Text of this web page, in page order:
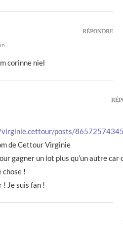
corinne niel
RÉPONDRE
virginie.cettour/posts/
de Cettour Virginie
gagner un lot plus qu’un autre car
chose !
Je suis fan !